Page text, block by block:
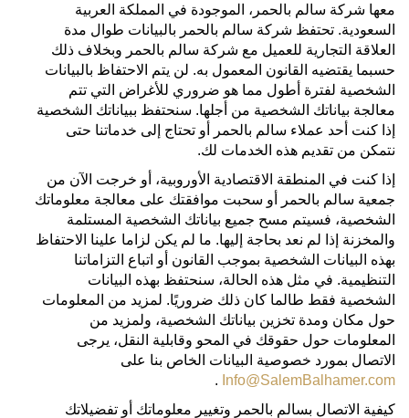
معها شركة سالم بالحمر، الموجودة في المملكة العربية
السعودية. تحتفظ شركة سالم بالحمر بالبيانات طوال مدة
العلاقة التجارية للعميل مع شركة سالم بالحمر وبخلاف ذلك
حسبما يقتضيه القانون المعمول به. لن يتم الاحتفاظ بالبيانات
الشخصية لفترة أطول مما هو ضروري للأغراض التي تتم
معالجة بياناتك الشخصية من أجلها. سنحتفظ ببياناتك الشخصية
إذا كنت أحد عملاء سالم بالحمر أو تحتاج إلى خدماتنا حتى
نتمكن من تقديم هذه الخدمات لك.
إذا كنت في المنطقة الاقتصادية الأوروبية، أو خرجت الآن من
جمعية سالم بالحمر أو سحبت موافقتك على معالجة معلوماتك
الشخصية، فسيتم مسح جميع بياناتك الشخصية المستلمة
والمخزنة إذا لم نعد بحاجة إليها. ما لم يكن لزاما علينا الاحتفاظ
بهذه البيانات الشخصية بموجب القانون أو اتباع التزاماتنا
التنظيمية. في مثل هذه الحالة، سنحتفظ بهذه البيانات
الشخصية فقط طالما كان ذلك ضروريًا. لمزيد من المعلومات
حول مكان ومدة تخزين بياناتك الشخصية، ولمزيد من
المعلومات حول حقوقك في المحو وقابلية النقل، يرجى
الاتصال بمورد خصوصية البيانات الخاص بنا على
Info@SalemBalhamer.com
.
كيفية الاتصال بسالم بالحمر وتغيير معلوماتك أو تفضيلاتك